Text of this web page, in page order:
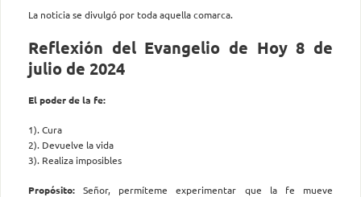
La noticia se divulgó por toda aquella comarca.
Reflexión del Evangelio de Hoy 8 de
julio de 2024
El poder de la fe:
1). Cura
2). Devuelve la vida
3). Realiza imposibles
Propósito: Señor, permíteme experimentar que la fe mueve